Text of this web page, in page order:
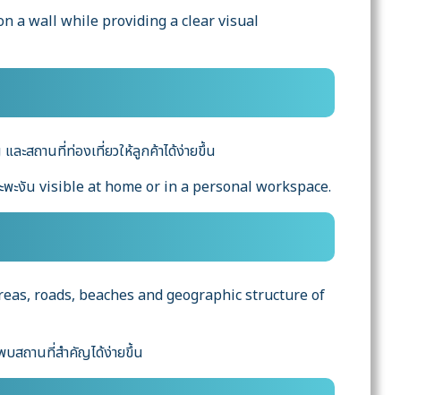
a wall while providing a clear visual
ละสถานที่ท่องเที่ยวให้ลูกค้าได้ง่ายขึ้น
ะงัน visible at home or in a personal workspace.
roads, beaches and geographic structure of
บสถานที่สำคัญได้ง่ายขึ้น